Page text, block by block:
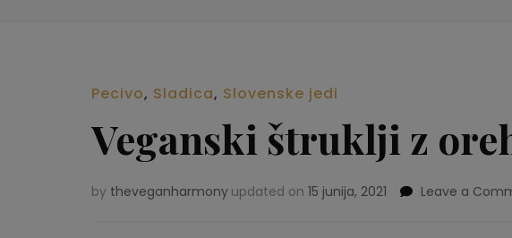
Pecivo, Sladica, Slovenske jedi
Veganski štruklji z
by theveganharmony updated on 15 junija, 2021 Leave a